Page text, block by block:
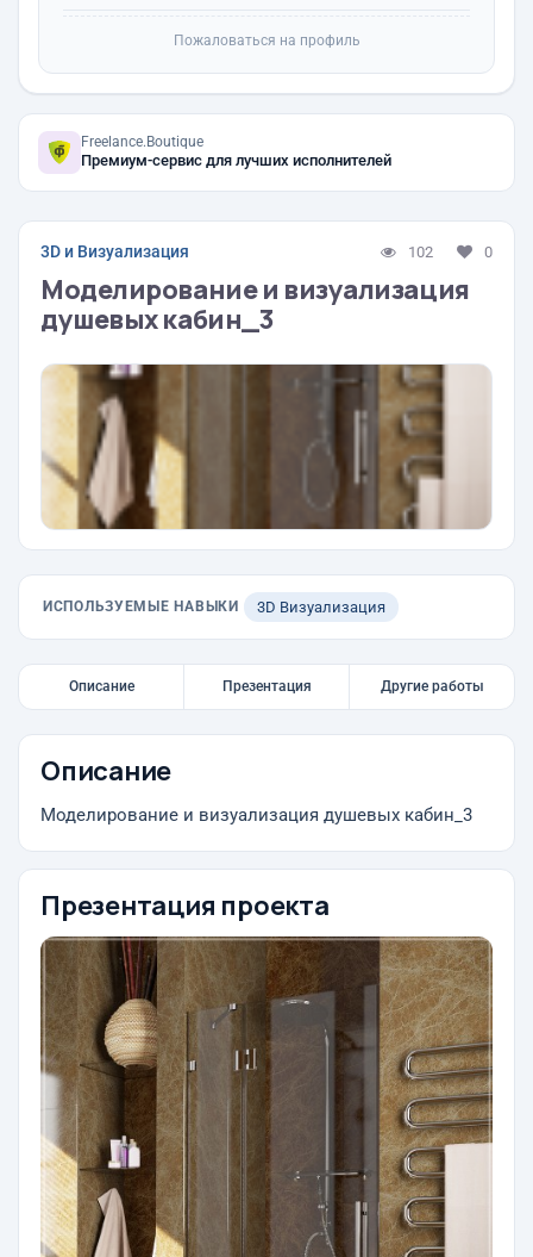
Пожаловаться на профиль
Freelance.Boutique
Премиум-сервис для лучших исполнителей
3D и Визуализация 102 0
Моделирование и визуализация
душевых кабин_3
ИСПОЛЬЗУЕМЫЕ НАВЫКИ 3D Визуализация
Описание Презентация Другие работы
Описание
Моделирование и визуализация душевых кабин_3
Презентация проекта